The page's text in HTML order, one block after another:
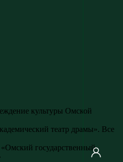
культуры Омской
театр драмы». Все
государственный